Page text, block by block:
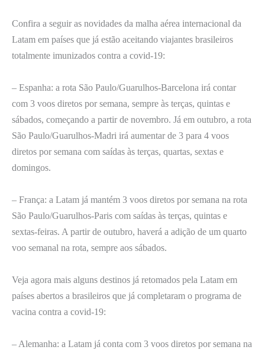
Confira a seguir as novidades da malha aérea internacional da
Latam em países que já estão aceitando viajantes brasileiros
totalmente imunizados contra a covid-19:
– Espanha: a rota São Paulo/Guarulhos-Barcelona irá contar
com 3 voos diretos por semana, sempre às terças, quintas e
sábados, começando a partir de novembro. Já em outubro, a rota
São Paulo/Guarulhos-Madri irá aumentar de 3 para 4 voos
diretos por semana com saídas às terças, quartas, sextas e
domingos.
– França: a Latam já mantém 3 voos diretos por semana na rota
São Paulo/Guarulhos-Paris com saídas às terças, quintas e
sextas-feiras. A partir de outubro, haverá a adição de um quarto
voo semanal na rota, sempre aos sábados.
Veja agora mais alguns destinos já retomados pela Latam em
países abertos a brasileiros que já completaram o programa de
vacina contra a covid-19:
– Alemanha: a Latam já conta com 3 voos diretos por semana na